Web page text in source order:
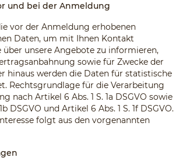
und bei der Anmeldung
vor der Anmeldung erhobenen
Daten, um mit Ihnen Kontakt
über unsere Angebote zu informieren,
sowie für Zwecke der
hinaus werden die Daten für statistische
Rechtsgrundlage für die Verarbeitung
nach Artikel 6 Abs. 1 S. 1a DSGVO sowie
DSGVO und Artikel 6 Abs. 1 S. 1f DSGVO.
folgt aus den vorgenannten